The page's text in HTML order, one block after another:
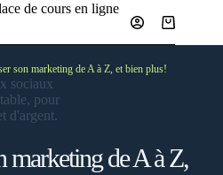
son marketing de A à Z, et bien plus!
marketing de A à Z,